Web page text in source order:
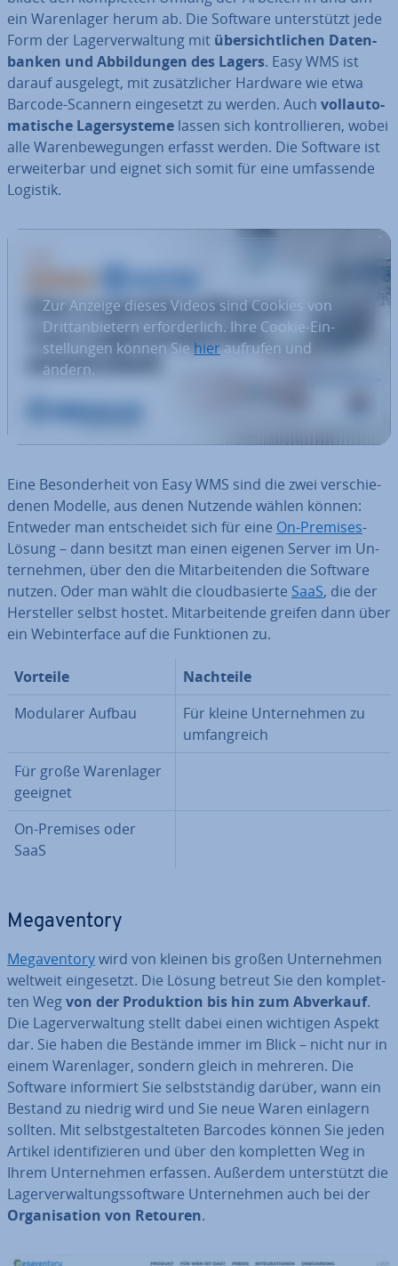
ein Wa­ren­la­ger herum ab. Die Software un­ter­stützt jede
Form der La­ger­ver­wal­tung mit über­sicht­li­chen Da­ten­
ban­ken und Ab­bil­dun­gen des Lagers. Easy WMS ist
darauf ausgelegt, mit zu­sätz­li­cher Hardware wie etwa
Barcode-Scannern ein­ge­setzt zu werden. Auch voll­au­to­
ma­ti­sche La­ger­sys­te­me lassen sich kon­trol­lie­ren, wobei
alle Wa­ren­be­we­gun­gen erfasst werden. Die Software ist
er­wei­ter­bar und eignet sich somit für eine um­fas­sen­de
Logistik.
Zur Anzeige dieses Videos sind Cookies von
Dritt­an­bie­tern er­for­der­lich. Ihre Cookie-Ein­
stel­lun­gen können Siehieraufrufen und
ändern.
Eine Be­son­der­heit von Easy WMS sind die zwei ver­schie­
de­nen Modelle, aus denen Nutzende wählen können:
Entweder man ent­schei­det sich für eine On-Premises-
Lösung – dann besitzt man einen eigenen Server im Un­
ter­neh­men, über den die Mit­ar­bei­ten­den die Software
nutzen. Oder man wählt die cloud­ba­sier­te SaaS, die der
Her­stel­ler selbst hostet. Mit­ar­bei­ten­de greifen dann über
ein Web­in­ter­face auf die Funk­tio­nen zu.
Vorteile
Nachteile
Modularer Aufbau
Für kleine Un­ter­neh­men zu
um­fang­reich
Für große Wa­ren­la­ger
geeignet
On-Premises oder
SaaS
Me­ga­ven­to­ry
Me­ga­ven­to­rywird von kleinen bis großen Un­ter­neh­men
weltweit ein­ge­setzt. Die Lösung betreut Sie den kom­plet­
ten Wegvon der Pro­duk­ti­on bis hin zum Abverkauf.
Die La­ger­ver­wal­tung stellt dabei einen wichtigen Aspekt
dar. Sie haben die Bestände immer im Blick – nicht nur in
einem Wa­ren­la­ger, sondern gleich in mehreren. Die
Software in­for­miert Sie selbst­stän­dig darüber, wann ein
Bestand zu niedrig wird und Sie neue Waren einlagern
sollten. Mit selbst­ge­stal­te­ten Barcodes können Sie jeden
Artikel iden­ti­fi­zie­ren und über den kom­plet­ten Weg in
Ihrem Un­ter­neh­men erfassen. Außerdem un­ter­stützt die
La­ger­ver­wal­tungs­soft­ware Un­ter­neh­men auch bei der
Or­ga­ni­sa­ti­on von Retouren.